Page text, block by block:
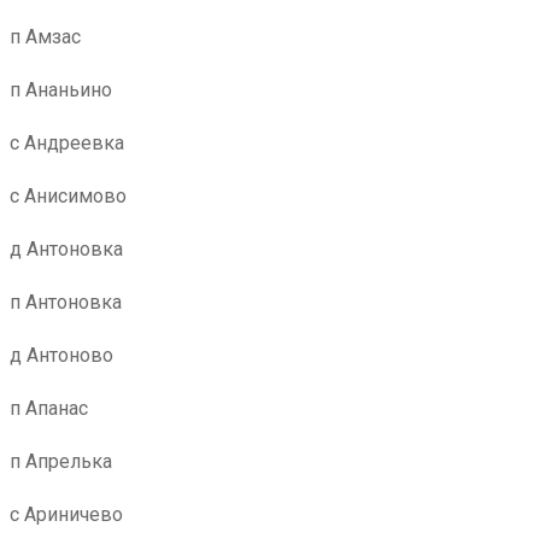
п Амзас
п Ананьино
с Андреевка
с Анисимово
д Антоновка
п Антоновка
д Антоново
п Апанас
п Апрелька
с Ариничево